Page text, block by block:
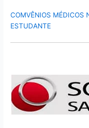
COMVÊNIOS MÉDICOS
ESTUDANTE